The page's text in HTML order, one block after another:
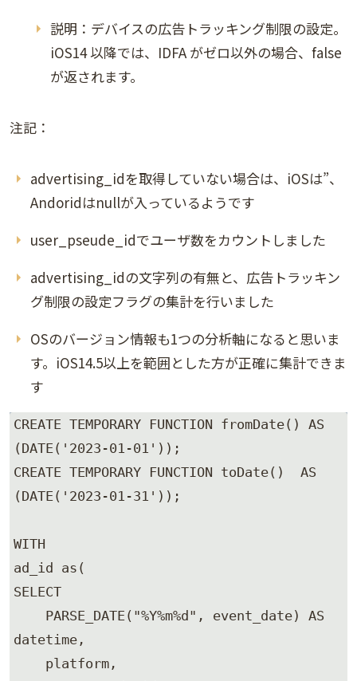
説明：デバイスの広告トラッキング制限の設定。
iOS14 以降では、IDFA がゼロ以外の場合、false
が返されます。
注記：
advertising_idを取得していない場合は、iOSは”、
Andoridはnullが入っているようです
user_pseude_idでユーザ数をカウントしました
advertising_idの文字列の有無と、広告トラッキン
グ制限の設定フラグの集計を行いました
OSのバージョン情報も1つの分析軸になると思いま
す。iOS14.5以上を範囲とした方が正確に集計できま
す
CREATE TEMPORARY FUNCTION fromDate() AS
(DATE('2023-01-01'));
CREATE TEMPORARY FUNCTION toDate()  AS
(DATE('2023-01-31'));
WITH
ad_id as(
SELECT
datetime,